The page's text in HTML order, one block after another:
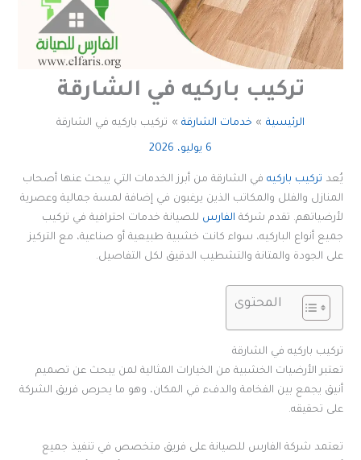
تركيب باركيه في الشارقة
الرئيسية خدمات الشارقة تركيب باركيه في الشارقة
6 يوليو، 2026
يُعد تركيب باركيه في الشارقة من أبرز الخدمات التي يبحث عنها أصحاب
المنازل والفلل والمكاتب الذين يرغبون في إضافة لمسة جمالية وعصرية
لأرضياتهم. تقدم شركة الفارس للصيانة خدمات احترافية في تركيب
جميع أنواع الباركيه، سواء كانت خشبية طبيعية أو صناعية، مع التركيز
على الجودة والمتانة والتشطيب الدقيق لكل التفاصيل.
المحتوى
تركيب باركيه في الشارقة
تعتبر الأرضيات الخشبية من الخيارات المثالية لمن يبحث عن تصميم
أنيق يجمع بين الفخامة والدفء في المكان، وهو ما يحرص فريق الشركة
على تحقيقه.
تعتمد شركة الفارس للصيانة على فريق متخصص في تنفيذ جميع